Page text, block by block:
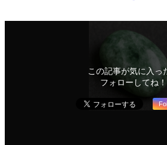
この記事が気に入っ
フォローしてね！